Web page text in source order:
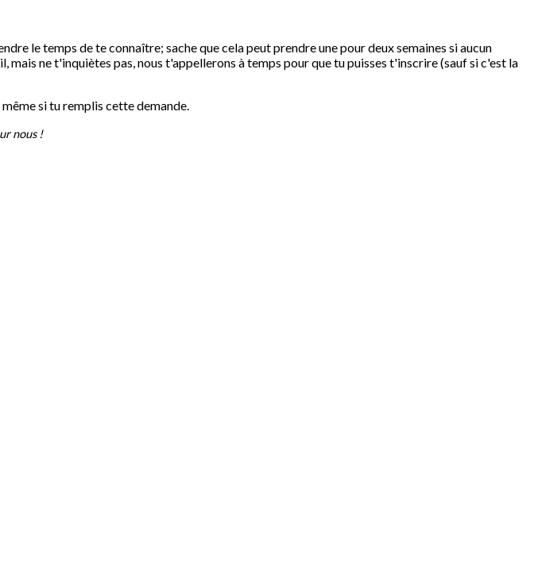
le temps de te connaître; sache que cela peut prendre une pour deux semaines si aucun
ne t'inquiètes pas, nous t'appellerons à temps pour que tu puisses t'inscrire (sauf si c'est la
si tu remplis cette demande.
nous !